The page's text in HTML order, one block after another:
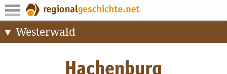
Westerwald